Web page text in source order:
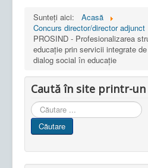
Sunteți aici:
Acasă
Concurs director/director adjunct
PROSIND - Profesionalizarea
educație prin servicii integrate
dialog social în educație
Caută în site printr-un
Cauta
in
site
Căutare